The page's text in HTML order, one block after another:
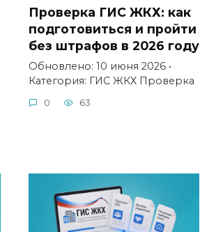
Проверка ГИС ЖКХ: как
подготовиться и пройти
без штрафов в 2026 году
Обновлено: 10 июня 2026 •
Категория: ГИС ЖКХ Проверка
0 63